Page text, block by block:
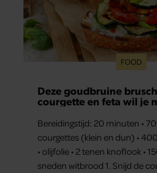
FOOD
Deze goudbruine
courgette en feta wil je
Bereidingstijd: 20 minuten •
courgettes (klein en dun) •
• olijfolie • 2 tenen knoflook •
sneden witbrood 1. Snijd de